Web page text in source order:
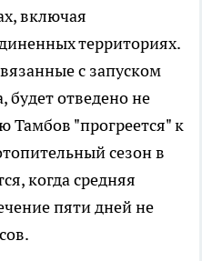
включая
территориях.
с запуском
отведено не
Тамбов "прогреется" к
сезон в
когда средняя
пяти дней не